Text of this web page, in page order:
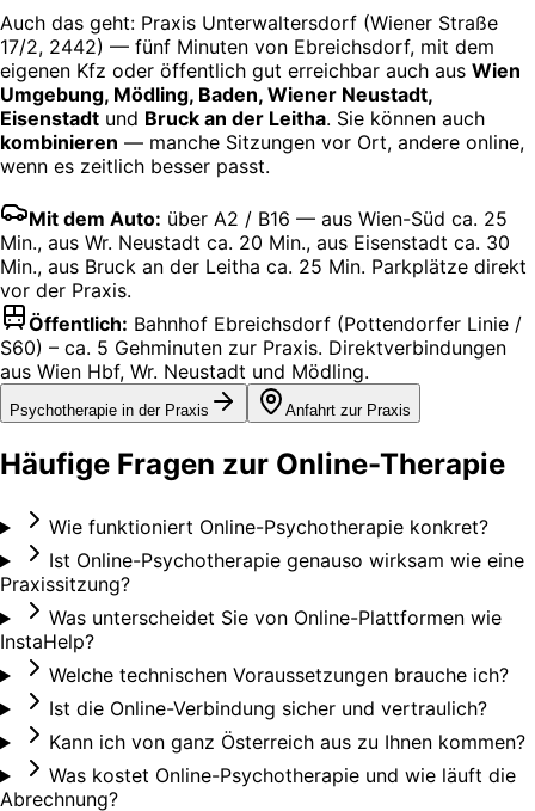
Auch das geht: Praxis Unterwaltersdorf (Wiener Straße
17/2, 2442) — fünf Minuten von Ebreichsdorf, mit dem
eigenen Kfz oder öffentlich gut erreichbar auch aus Wien
Umgebung, Mödling, Baden, Wiener Neustadt,
Eisenstadt und Bruck an der Leitha. Sie können auch
kombinieren — manche Sitzungen vor Ort, andere online,
wenn es zeitlich besser passt.
Mit dem Auto: über A2 / B16 — aus Wien-Süd ca. 25
Min., aus Wr. Neustadt ca. 20 Min., aus Eisenstadt ca. 30
Min., aus Bruck an der Leitha ca. 25 Min. Parkplätze direkt
vor der Praxis.
Öffentlich: Bahnhof Ebreichsdorf (Pottendorfer Linie /
S60) – ca. 5 Gehminuten zur Praxis. Direktverbindungen
aus Wien Hbf, Wr. Neustadt und Mödling.
Psychotherapie in der Praxis Anfahrt zur Praxis
Häufige Fragen zur Online-Therapie
Wie funktioniert Online-Psychotherapie konkret?
Ist Online-Psychotherapie genauso wirksam wie eine
Praxissitzung?
Was unterscheidet Sie von Online-Plattformen wie
InstaHelp?
Welche technischen Voraussetzungen brauche ich?
Ist die Online-Verbindung sicher und vertraulich?
Kann ich von ganz Österreich aus zu Ihnen kommen?
Was kostet Online-Psychotherapie und wie läuft die
Abrechnung?